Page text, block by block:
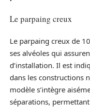
Le parpaing creux
Le parpaing creux de
ses alvéoles qui
d’installation. Il est
dans les constructions
modèle s’intègre
séparations,